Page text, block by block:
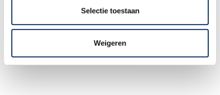
Selectie toestaan
Weigeren
+49 (0)3 825 5003